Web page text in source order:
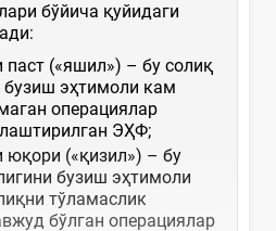
бўйича қуйидаги
(«яшил») – бу солиқ
бузиш эҳтимоли кам
операциялар
ЭҲФ;
(«қизил») – бу
бузиш эҳтимоли
тўламаслик
бўлган операциялар